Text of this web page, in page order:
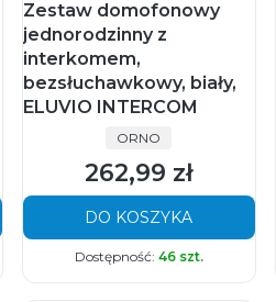
Zestaw domofonowy
jednorodzinny z
interkomem,
bezsłuchawkowy, biały,
ELUVIO INTERCOM
PRODUCENT
ORNO
Cena
262,99 zł
DO KOSZYKA
Dostępność: 46 szt.